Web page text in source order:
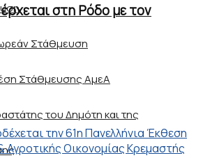
Στάθμευση
Στάθμευσης ΑμεΑ
του Δημότη και της
στη Ρόδο με τον